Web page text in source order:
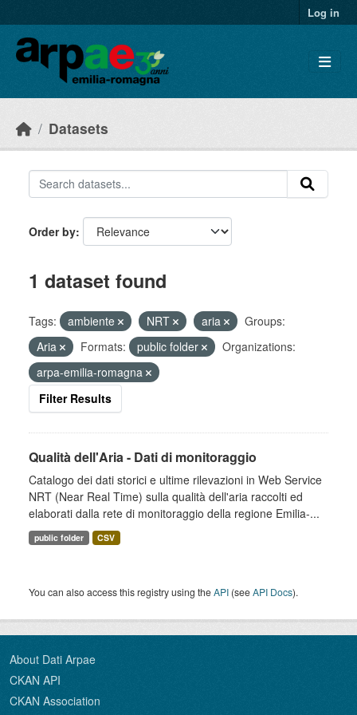
Log in
Datasets
Order by
1 dataset found
Tags: ambiente NRT aria
Groups:
Aria
Formats: public folder
Organizations:
arpa-emilia-romagna
Filter Results
Qualità dell'Aria - Dati di monitoraggio
Catalogo dei dati storici e ultime rilevazioni in Web Service
NRT (Near Real Time) sulla qualità dell'aria raccolti ed
elaborati dalla rete di monitoraggio della regione Emilia-...
public folder CSV
You can also access this registry using theAPI (seeAPI Docs).
About Dati Arpae
CKAN API
CKAN Association